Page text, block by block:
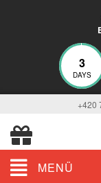
3
DAYS
+420
MENÜ